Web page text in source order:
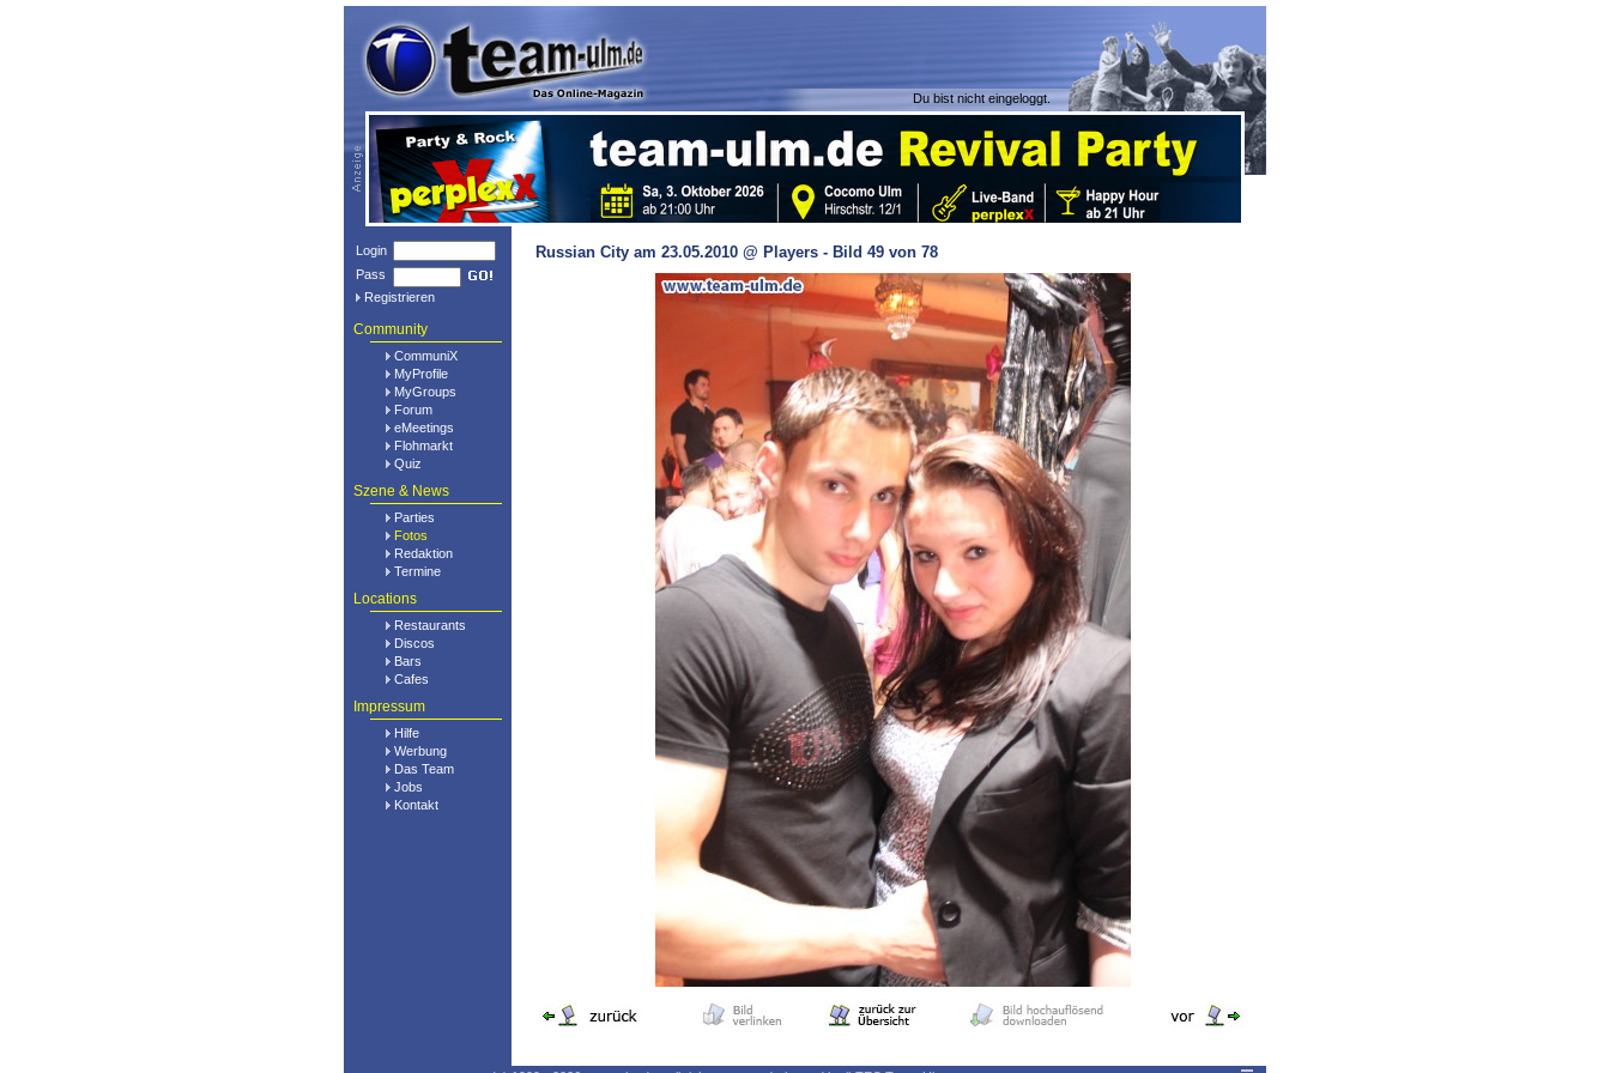
Du bist nicht eingeloggt.
Login
Pass
Registrieren
Community
CommuniX
MyProfile
MyGroups
Forum
eMeetings
Flohmarkt
Quiz
Szene & News
Parties
Fotos
Redaktion
Termine
Locations
Restaurants
Discos
Bars
Cafes
Impressum
Hilfe
Werbung
Das Team
Jobs
Kontakt
Russian City am 23.05.2010 @ Players - Bild 49 von 78